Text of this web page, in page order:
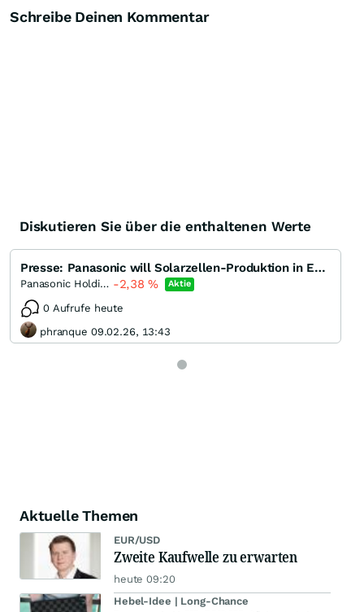
Schreibe Deinen Kommentar
Diskutieren Sie über die enthaltenen Werte
Presse: Panasonic will Solarzellen-Produktion in Europa schließen
Panasonic Holdings -2,38% Aktie
0 Aufrufe heute
phranque 09.02.26, 13:43
Aktuelle Themen
EUR/USD
Zweite Kaufwelle zu erwarten
heute 09:20
Hebel-Idee | Long-Chance